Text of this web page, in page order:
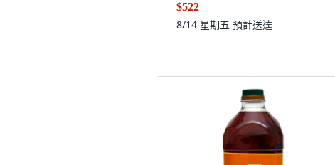
$522
8/14 星期五 預計送達